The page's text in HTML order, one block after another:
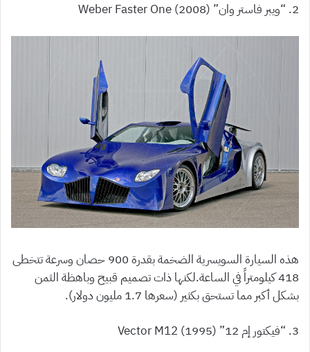
2. “ويبر فاستر وان” (2008) Weber Faster One
هذه السيارة السويسرية الضخمة بقدرة 900 حصان وسرعة تتخطى
418 كيلومتراً في الساعة.لكنها ذات تصميم قبيح وباهظة الثمن
بشكل أكبر مما تستحق بكثير (سعرها 1.7 مليون دولار).
3. “فيكتور إم 12” (1995) Vector M12